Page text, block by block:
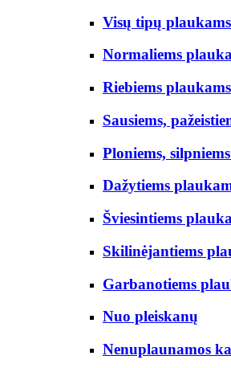
Visų tipų plaukams
Normaliems
Riebiems plaukams
Sausiems,
Ploniems,
Dažytiems
Šviesintiems
Skilinėjantiems
Garbanotiems
Nuo pleiskanų
Nenuplaunamos